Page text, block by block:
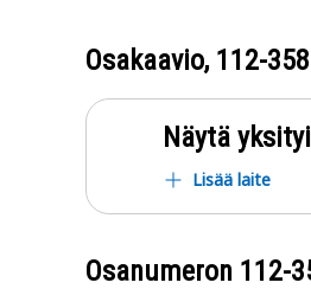
Osakaavio, 112-
Näytä
Lisää laite
Osanumeron 112-